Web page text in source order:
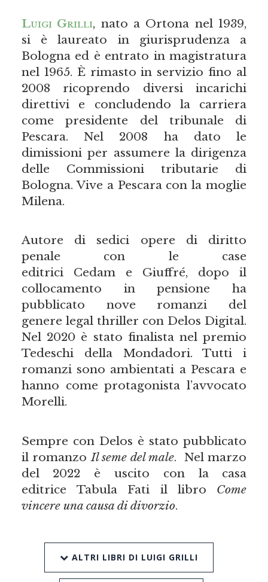
Luigi Grilli, nato a Ortona nel 1939,
si è laureato in giurisprudenza a
Bologna ed è entrato in magistratura
nel 1965. È rimasto in servizio fino al
2008 ricoprendo diversi incarichi
direttivi e concludendo la carriera
come presidente del tribunale di
Pescara. Nel 2008 ha dato le
dimissioni per assumere la dirigenza
delle Commissioni tributarie di
Bologna. Vive a Pescara con la moglie
Milena.
Autore di sedici opere di diritto
penale con le case
editrici Cedam e Giuffré, dopo il
collocamento in pensione ha
pubblicato nove romanzi del
genere legal thriller con Delos Digital.
Nel 2020 è stato finalista nel premio
Tedeschi della Mondadori. Tutti i
romanzi sono ambientati a Pescara e
hanno come protagonista l’avvocato
Morelli.
Sempre con Delos è stato pubblicato
il romanzo Il seme del male. Nel marzo
del 2022 è uscito con la casa
editrice Tabula Fati il libro Come
vincere una causa di divorzio.
ALTRI LIBRI DI LUIGI GRILLI